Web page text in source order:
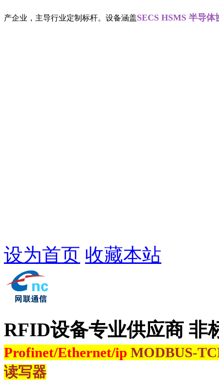
，主导行业定制标杆。设备涵盖SECS HSMS 半导体协议读
设为首页 收藏本站
RFID设备专业供应商 非
Profinet/Ethernet/ip MODBUS-
读写器